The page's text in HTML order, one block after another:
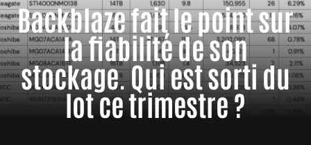
Backblaze fait le point sur
la fiabilité de son
stockage. Qui est sorti du
lot ce trimestre ?